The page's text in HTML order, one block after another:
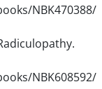
NBK470388/
NBK608592/